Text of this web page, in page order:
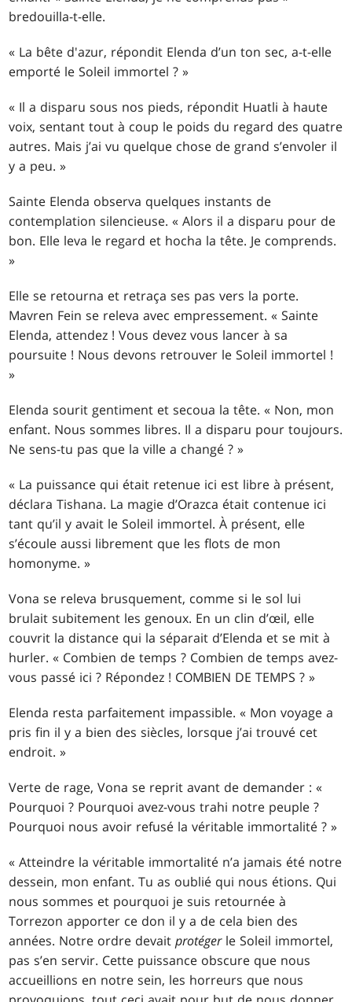
bredouilla-t-elle.
« La bête d'azur, répondit Elenda d’un ton sec, a-t-elle
emporté le Soleil immortel ? »
« Il a disparu sous nos pieds, répondit Huatli à haute
voix, sentant tout à coup le poids du regard des quatre
autres. Mais j’ai vu quelque chose de grand s’envoler il
y a peu. »
Sainte Elenda observa quelques instants de
contemplation silencieuse. « Alors il a disparu pour de
bon. Elle leva le regard et hocha la tête. Je comprends.
»
Elle se retourna et retraça ses pas vers la porte.
Mavren Fein se releva avec empressement. « Sainte
Elenda, attendez ! Vous devez vous lancer à sa
poursuite ! Nous devons retrouver le Soleil immortel !
»
Elenda sourit gentiment et secoua la tête. « Non, mon
enfant. Nous sommes libres. Il a disparu pour toujours.
Ne sens-tu pas que la ville a changé ? »
« La puissance qui était retenue ici est libre à présent,
déclara Tishana. La magie d’Orazca était contenue ici
tant qu’il y avait le Soleil immortel. À présent, elle
s’écoule aussi librement que les flots de mon
homonyme. »
Vona se releva brusquement, comme si le sol lui
brulait subitement les genoux. En un clin d’œil, elle
couvrit la distance qui la séparait d’Elenda et se mit à
hurler. « Combien de temps ? Combien de temps avez-
vous passé ici ? Répondez ! COMBIEN DE TEMPS ? »
Elenda resta parfaitement impassible. « Mon voyage a
pris fin il y a bien des siècles, lorsque j’ai trouvé cet
endroit. »
Verte de rage, Vona se reprit avant de demander : «
Pourquoi ? Pourquoi avez-vous trahi notre peuple ?
Pourquoi nous avoir refusé la véritable immortalité ? »
« Atteindre la véritable immortalité n’a jamais été notre
dessein, mon enfant. Tu as oublié qui nous étions. Qui
nous sommes et pourquoi je suis retournée à
Torrezon apporter ce don il y a de cela bien des
années. Notre ordre devaitprotégerle Soleil immortel,
pas s’en servir. Cette puissance obscure que nous
accueillions en notre sein, les horreurs que nous